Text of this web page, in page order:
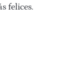
felices.